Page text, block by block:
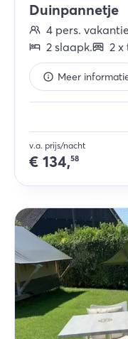
Duinpannetje
4 pers.
2 slaapk. 2 x
Meer
v.a. prijs/nacht
€ 134,58